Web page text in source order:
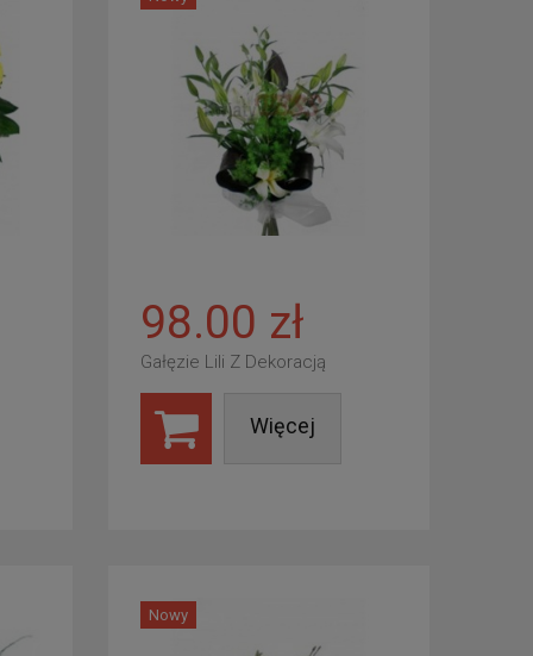
98.00 zł
Gałęzie Lili Z Dekoracją
Więcej
Nowy